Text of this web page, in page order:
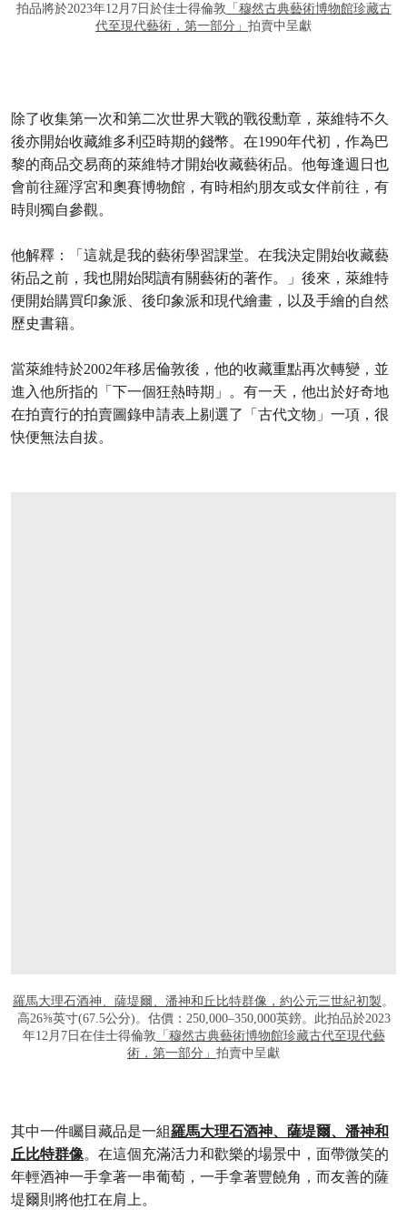
拍品將於2023年12月7日於佳士得倫敦 「穆然古典藝術博物館珍藏古
代至現代藝術，第一部分」 拍賣中呈獻
除了收集第一次和第二次世界大戰的戰役勳章，萊維特不久
後亦開始收藏維多利亞時期的錢幣。在1990年代初，作為巴
黎的商品交易商的萊維特才開始收藏藝術品。他每逢週日也
會前往羅浮宮和奧賽博物館，有時相約朋友或女伴前往，有
時則獨自參觀。
他解釋：「這就是我的藝術學習課堂。在我決定開始收藏藝
術品之前，我也開始閱讀有關藝術的著作。」後來，萊維特
便開始購買印象派、後印象派和現代繪畫，以及手繪的自然
歷史書籍。
當萊維特於2002年移居倫敦後，他的收藏重點再次轉變，並
進入他所指的「下一個狂熱時期」。有一天，他出於好奇地
在拍賣行的拍賣圖錄申請表上剔選了「古代文物」一項，很
快便無法自拔。
羅馬大理石酒神、薩堤爾、潘神和丘比特群像，約公元三世紀初製 。
高26⅝英寸(67.5公分)。估價：250,000–350,000英鎊。此拍品於2023
年12月7日在佳士得倫敦 「穆然古典藝術博物館珍藏古代至現代藝
術，第一部分」 拍賣中呈獻
其中一件矚目藏品是一組羅馬大理石酒神、薩堤爾、潘神和
丘比特群像。在這個充滿活力和歡樂的場景中，面帶微笑的
年輕酒神一手拿著一串葡萄，一手拿著豐饒角，而友善的薩
堤爾則將他扛在肩上。